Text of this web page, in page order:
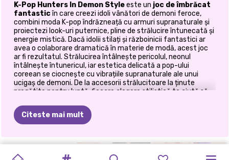
K-Pop Hunters In Demon Styleeste un joc de îmbrăcat
fantasticîn care creezi idoli vânători de demoni feroce,
combini moda K-pop îndrăzneață cu armuri supranaturale și
proiectezi look-uri puternice, pline de strălucire întunecată și
energie mistică. Dacă idolii stilați și războinicii fantastici ar
avea o colaborare dramatică în materie de modă, acest joc
ar fi rezultatul. Strălucirea întâlnește pericolul, neonul
întâlnește întunericul, iar estetica delicată a pop-ului
coreean se ciocnește cu vibrațiile supranaturale ale unui
ucigaș de demoni. De la accesorii strălucitoare la ținute
pregătite pentru luptă, fiecare alegere stilistică te ajută să
concertului, cât și câmpul de luptă al demonilor.
⚔️ Creează idoli puternici de vânător
de demoni
Citeste mai mult
VÂNĂTORII
AVENTURĂ PROVOCARE
CONCERTUL CONCERTUL PRINȚESE